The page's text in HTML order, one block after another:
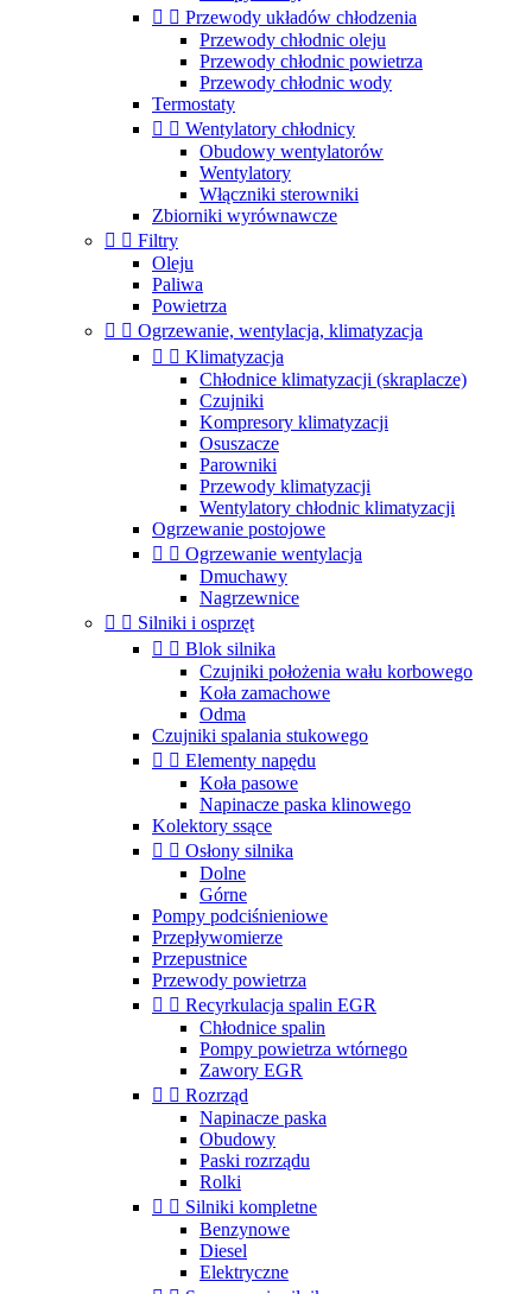
  Przewody układów chłodzenia
Przewody chłodnic oleju
Przewody chłodnic powietrza
Przewody chłodnic wody
Termostaty
  Wentylatory chłodnicy
Obudowy wentylatorów
Wentylatory
Włączniki sterowniki
Zbiorniki wyrównawcze
  Filtry
Oleju
Paliwa
Powietrza
  Ogrzewanie, wentylacja, klimatyzacja
  Klimatyzacja
Chłodnice klimatyzacji (skraplacze)
Czujniki
Kompresory klimatyzacji
Osuszacze
Parowniki
Przewody klimatyzacji
Wentylatory chłodnic klimatyzacji
Ogrzewanie postojowe
  Ogrzewanie wentylacja
Dmuchawy
Nagrzewnice
  Silniki i osprzęt
  Blok silnika
Czujniki położenia wału korbowego
Koła zamachowe
Odma
Czujniki spalania stukowego
  Elementy napędu
Koła pasowe
Napinacze paska klinowego
Kolektory ssące
  Osłony silnika
Dolne
Górne
Pompy podciśnieniowe
Przepływomierze
Przepustnice
Przewody powietrza
  Recyrkulacja spalin EGR
Chłodnice spalin
Pompy powietrza wtórnego
Zawory EGR
  Rozrząd
Napinacze paska
Obudowy
Paski rozrządu
Rolki
  Silniki kompletne
Benzynowe
Diesel
Elektryczne